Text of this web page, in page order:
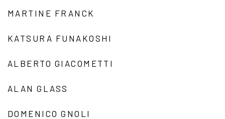
MARTINE FRANCK
KATSURA FUNAKOSHI
ALBERTO GIACOMETTI
ALAN GLASS
DOMENICO GNOLI